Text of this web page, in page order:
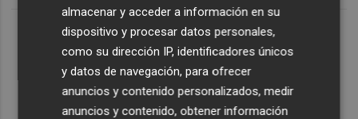
almacenar y acceder a información en su
dispositivo y procesar datos personales,
como su dirección IP, identificadores únicos
y datos de navegación, para ofrecer
anuncios y contenido personalizados, medir
anuncios y contenido, obtener información